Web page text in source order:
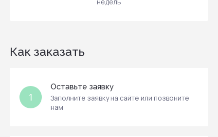
Как заказать
1
Оставьте заявку
Заполните заявку на сайте или позвоните
нам